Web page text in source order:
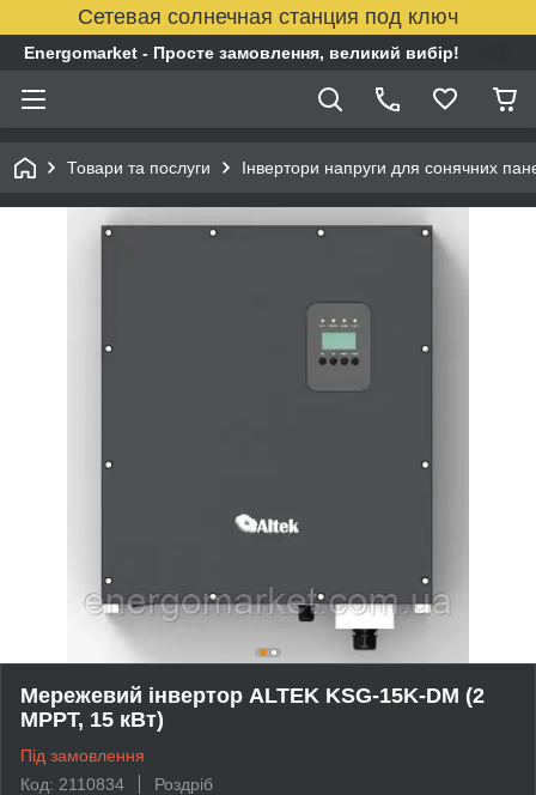
Сетевая солнечная станция под ключ
Energomarket - Просте замовлення, великий вибір!
Товари та послуги Інвертори напруги для сонячних
Мережевий інвертор ALTEK KSG-15K-DM (2
MPPT, 15 кВт)
Під замовлення
Код: 2110834
Роздріб